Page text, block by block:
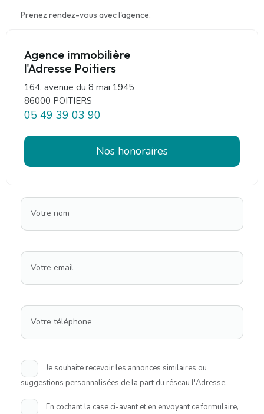
Prenez rendez-vous avec l'agence.
Agence immobilière
l'Adresse Poitiers
164, avenue du 8 mai 1945
86000 POITIERS
05 49 39 03 90
Nos honoraires
Votre nom
Votre email
Votre téléphone
Je souhaite recevoir les annonces similaires ou
suggestions personnalisées de la part du réseau l'Adresse.
En cochant la case ci-avant et en envoyant ce formulaire,